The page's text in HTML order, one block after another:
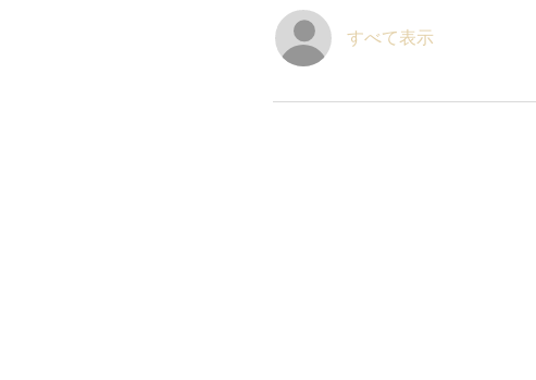
すべて表示